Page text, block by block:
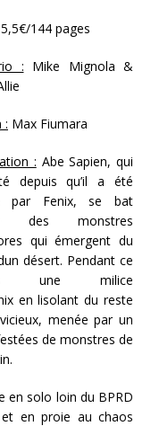
144 pages
: Mike Mignola &
: Max Fiumara
: Abe Sapien, qui
depuis qu’il a été
par Fenix, se bat
des monstres
qui émergent du
désert. Pendant ce
une milice
en lisolant du reste
menée par un
de monstres de
en solo loin du BPRD
en proie au chaos